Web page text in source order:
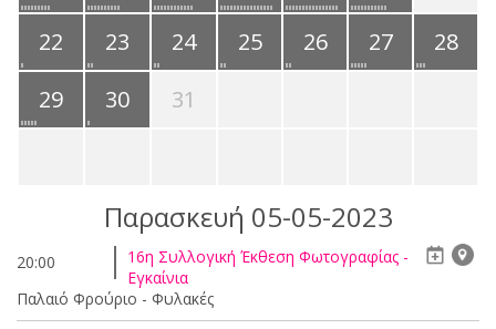
22
23 24 25 26 27
28
29
30 31
Παρασκευή 05-05-2023
20:00
16η Συλλογική Έκθεση Φωτογραφίας -
Εγκαίνια
Παλαιό Φρούριο - Φυλακές